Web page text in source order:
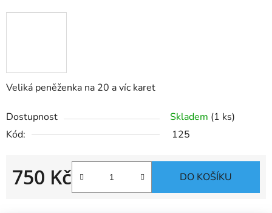
Veliká peněženka na 20 a víc karet
Dostupnost Skladem (1 ks)
Kód:
125
750 Kč DO KOŠÍKU